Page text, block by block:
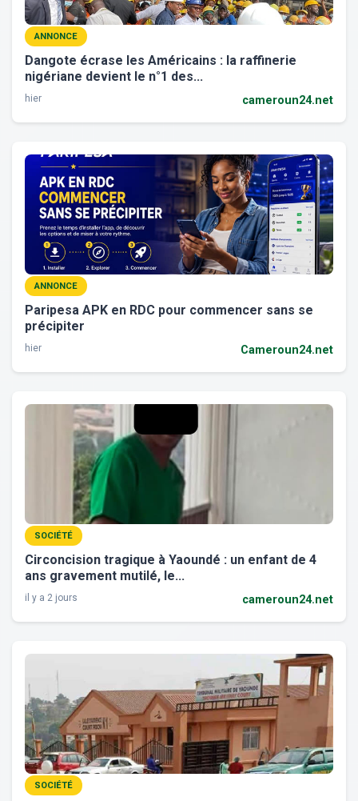
ANNONCE
Dangote écrase les Américains : la raffinerie
nigériane devient le n°1 des...
hier cameroun24.net
ANNONCE
Paripesa APK en RDC pour commencer sans se
précipiter
hier Cameroun24.net
SOCIÉTÉ
Circoncision tragique à Yaoundé : un enfant de 4
ans gravement mutilé, le...
il y a 2 jours cameroun24.net
SOCIÉTÉ